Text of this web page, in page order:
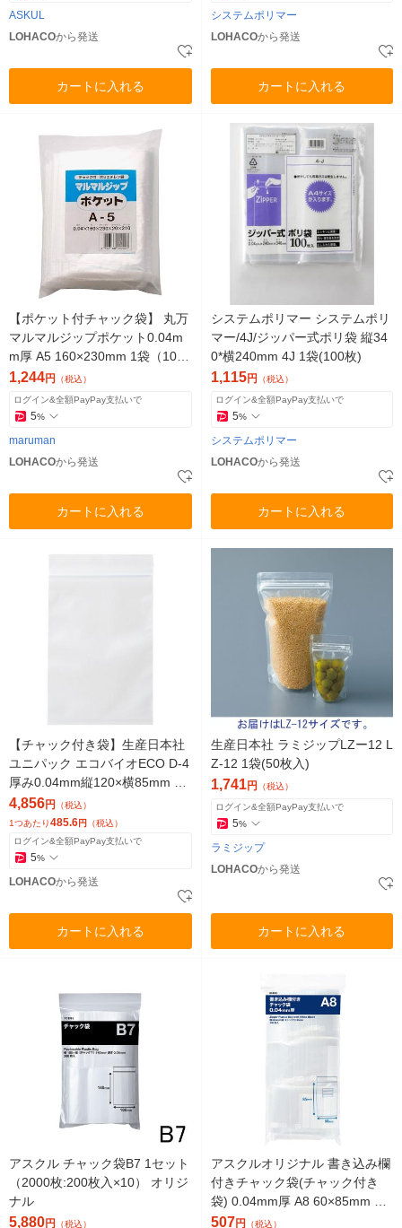
ASKUL
LOHACOから発送
カートに入れる
システムポリマー
LOHACOから発送
カートに入れる
【ポケット付チャック袋】 丸万
マルマルジップポケット0.04m
m厚 A5 160×230mm 1袋（100
枚入）
1,244円 （税込）
ログイン&全額PayPay支払いで
5%
maruman
LOHACOから発送
カートに入れる
システムポリマー システムポリ
マー/4J/ジッパー式ポリ袋 縦34
0*横240mm 4J 1袋(100枚)
1,115円 （税込）
ログイン&全額PayPay支払いで
5%
システムポリマー
LOHACOから発送
カートに入れる
【チャック付き袋】生産日本社
ユニパック エコバイオECO D-4
厚み0.04mm縦120×横85mm 1
セット（100枚入×10袋）
4,856円 （税込）
1つあたり485.6円 （税込）
ログイン&全額PayPay支払いで
5%
LOHACOから発送
カートに入れる
生産日本社 ラミジップLZー12 L
Z-12 1袋(50枚入)
1,741円 （税込）
ログイン&全額PayPay支払いで
5%
ラミジップ
LOHACOから発送
カートに入れる
アスクル チャック袋B7 1セット
（2000枚:200枚入×10） オリジ
ナル
5,880円 （税込）
アスクルオリジナル 書き込み欄
付きチャック袋(チャック付き
袋) 0.04mm厚 A8 60×85mm マ
ット印刷 1袋（300枚入） オリ
507円 （税込）